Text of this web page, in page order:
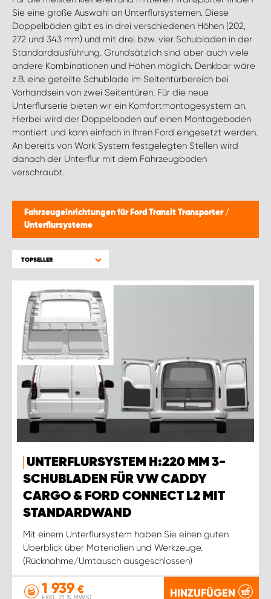
Sie eine große Auswahl an Unterflursystemen. Diese
Doppelböden gibt es in drei verschiedenen Höhen (202,
272 und 343 mm) und mit drei bzw. vier Schubladen in der
Standardausführung. Grundsätzlich sind aber auch viele
andere Kombinationen und Höhen möglich. Denkbar wäre
z.B. eine geteilte Schublade im Seitentürbereich bei
Vorhandsein von zwei Seitentüren. Für die neue
Unterflurserie bieten wir ein Komfortmontagesystem an.
Hierbei wird der Doppelboden auf einen Montageboden
montiert und kann einfach in Ihren Ford eingesetzt werden.
An bereits von Work System festgelegten Stellen wird
danach der Unterflur mit dem Fahrzeugboden
verschraubt.
Fahrzeugeinrichtungen für Ford Transit Transporter /
Unterflursysteme
TOPSELLER
UNTERFLURSYSTEM H:220 MM 3-
SCHUBLADEN FÜR VW CADDY
CARGO & FORD CONNECT L2 MIT
STANDARDWAND
Mit einem Unterflursystem haben Sie einen guten
Überblick über Materialien und Werkzeuge.
(Rücknahme/Umtausch ausgeschlossen)
1 939 € HINZUFÜGEN
WORK SYSTEM BRÜSSEL
WORK SYSTEM LIMBURG-KEMPEN
WORK SYSTEM NAMEN
WORK SYSTEM WORK SYSTEM BRÜGGE